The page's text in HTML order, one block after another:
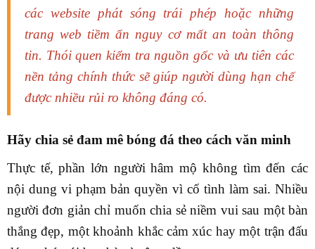
các website phát sóng trái phép hoặc những
trang web tiềm ẩn nguy cơ mất an toàn thông
tin. Thói quen kiểm tra nguồn gốc và ưu tiên các
nền tảng chính thức sẽ giúp người dùng hạn chế
được nhiều rủi ro không đáng có.
Hãy chia sẻ đam mê bóng đá theo cách văn minh
Thực tế, phần lớn người hâm mộ không tìm đến các
nội dung vi phạm bản quyền vì cố tình làm sai. Nhiều
người đơn giản chỉ muốn chia sẻ niềm vui sau một bàn
thắng đẹp, một khoảnh khắc cảm xúc hay một trận đấu